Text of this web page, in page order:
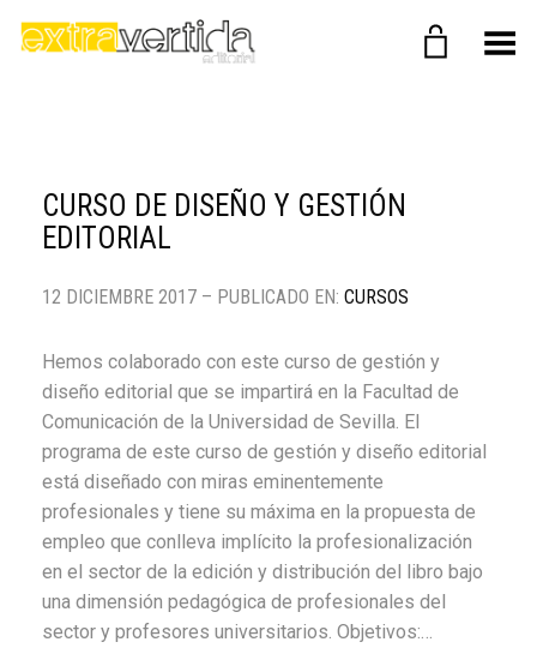
Menú
CURSO DE DISEÑO Y GESTIÓN
EDITORIAL
12 DICIEMBRE 2017 – PUBLICADO EN: CURSOS
Hemos colaborado con este curso de gestión y
diseño editorial que se impartirá en la Facultad de
Comunicación de la Universidad de Sevilla. El
programa de este curso de gestión y diseño editorial
está diseñado con miras eminentemente
profesionales y tiene su máxima en la propuesta de
empleo que conlleva implícito la profesionalización
en el sector de la edición y distribución del libro bajo
una dimensión pedagógica de profesionales del
sector y profesores universitarios. Objetivos:…